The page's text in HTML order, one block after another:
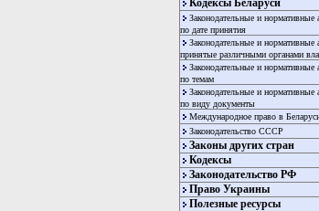
Кодексы Беларуси
Законодательные и нормативные
по дате принятия
Законодательные и нормативные
принятые различными органами
Законодательные и нормативные
по темам
Законодательные и нормативные
по виду документы
Международное право в
Законодательство СССР
Законы других стран
Кодексы
Законодательство РФ
Право Украины
Полезные ресурсы